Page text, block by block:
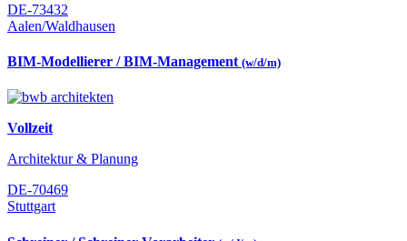
DE-73432
Aalen/Waldhausen
BIM-Modellierer / BIM-Management (w/d/m)
Vollzeit
Architektur & Planung
DE-70469
Stuttgart